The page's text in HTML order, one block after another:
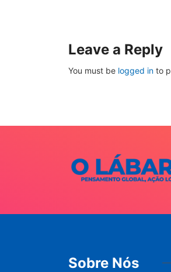
Leave a Reply
You must be logged in to
Sobre Nós